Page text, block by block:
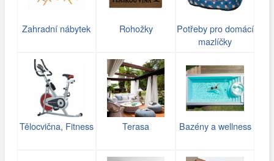
Zahradní nábytek Rohožky
Potřeby pro domácí
mazlíčky
Tělocvična, Fitness Terasa Bazény a wellness